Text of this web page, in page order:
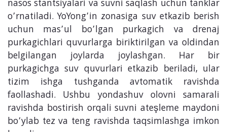
nasos stantsiyalari va suvni saqlash uchun tanklar
o’rnatiladi. YoYong’in zonasiga suv etkazib berish
uchun mas’ul bo’lgan purkagich va drenaj
purkagichlari quvurlarga biriktirilgan va oldindan
belgilangan joylarda joylashgan. Har bir
purkagichga suv quvurlari etkazib beriladi, ular
tizim ishga tushganda avtomatik ravishda
faollashadi. Ushbu yondashuv olovni samarali
ravishda bostirish orqali suvni ateşleme maydoni
bo’ylab tez va teng ravishda taqsimlashga imkon